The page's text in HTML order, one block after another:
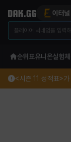
이터
순위표유니온실험체
<시즌 11 성적표>